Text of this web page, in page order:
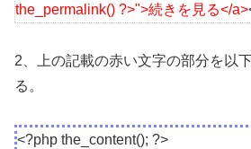
the_permalink() ?>">続きを見る</a>
2、上の記載の赤い文字の部分を以
る。
<?php the_content(); ?>